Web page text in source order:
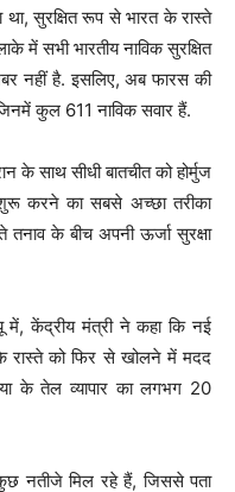
सुरक्षित रूप से भारत के रास्ते
में सभी भारतीय नाविक सुरक्षित
नहीं है. इसलिए, अब फारस की
कुल 611 नाविक सवार हैं.
साथ सीधी बातचीत को होर्मुज
करने का सबसे अच्छा तरीका
तनाव के बीच अपनी ऊर्जा सुरक्षा
में, केंद्रीय मंत्री ने कहा कि नई
रास्ते को फिर से खोलने में मदद
के तेल व्यापार का लगभग 20
नतीजे मिल रहे हैं, जिससे पता